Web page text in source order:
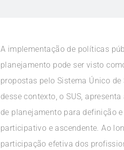
A implementação de políticas
planejamento pode ser visto
propostas pelo Sistema Único
desse contexto, o SUS,
de planejamento para definição
participativo e ascendente. Ao
participação efetiva dos